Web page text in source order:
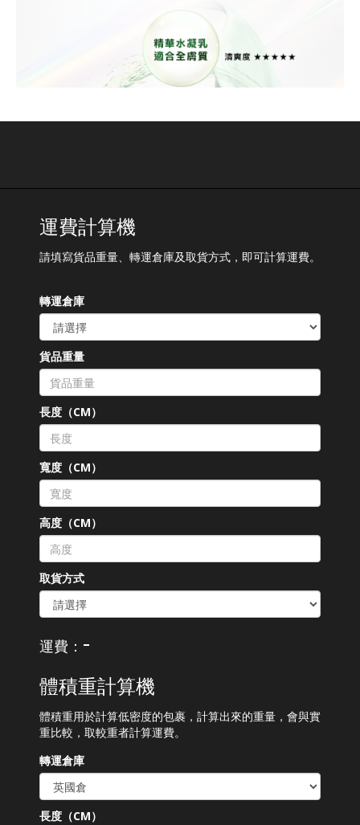
運費計算機
請填寫貨品重量、轉運倉庫及取貨方式，即可計算運費。
轉運倉庫
貨品重量
長度（CM）
寬度（CM）
高度（CM）
取貨方式
運費： -
體積重計算機
體積重用於計算低密度的包裹，計算出來的重量，會與實
重比較，取較重者計算運費。
轉運倉庫
長度（CM）